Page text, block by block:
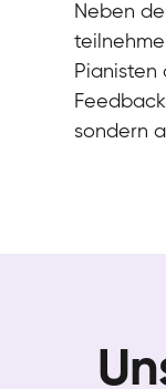
Neben
Pianisten
sondern